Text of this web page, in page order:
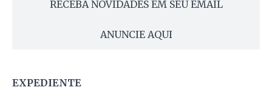
RECEBA NOVIDADES EM SEU EMAIL
ANUNCIE AQUI
EXPEDIENTE